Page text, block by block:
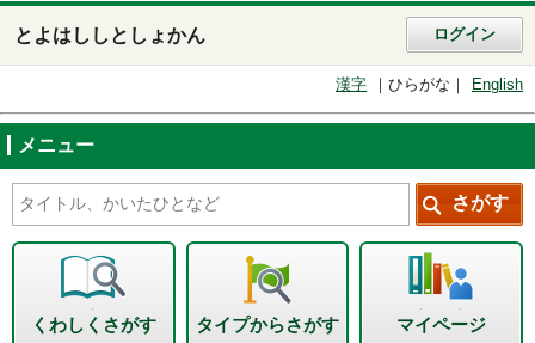
とよはししとしょかん ログイン
漢字 ひらがな English
メニュー
くわしくさがす タイプからさがす マイページ